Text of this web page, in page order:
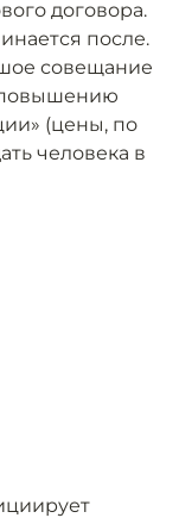
договора.
после.
совещание
(цены, по
человека в